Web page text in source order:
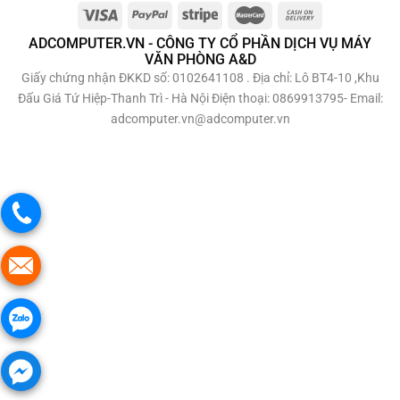
ADCOMPUTER.VN - CÔNG TY CỔ PHẦN DỊCH VỤ MÁY
VĂN PHÒNG A&D
Giấy chứng nhận ĐKKD số: 0102641108 . Địa chỉ: Lô BT4-10 ,Khu
Đấu Giá Tứ Hiệp-Thanh Trì - Hà Nội Điện thoại: 0869913795- Email:
adcomputer.vn@adcomputer.vn